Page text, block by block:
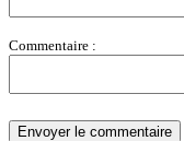
Commentaire :